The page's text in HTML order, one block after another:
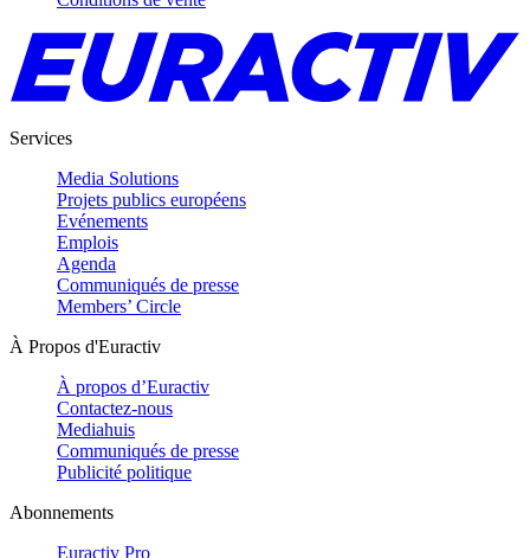
Services
Media Solutions
Projets publics européens
Evénements
Emplois
Agenda
Communiqués de presse
Members’ Circle
À Propos d'Euractiv
À propos d’Euractiv
Contactez-nous
Mediahuis
Communiqués de presse
Publicité politique
Abonnements
Euractiv Pro